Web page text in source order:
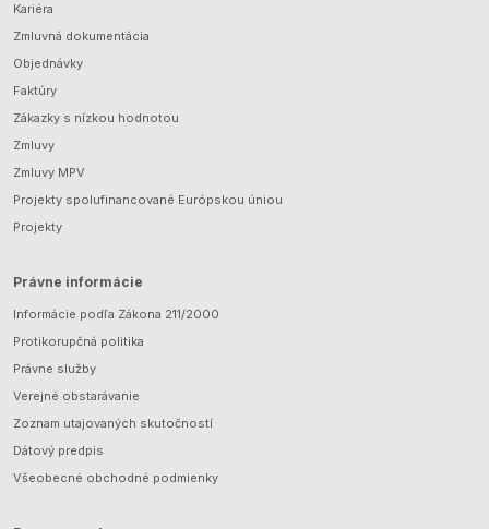
Kariéra
Zmluvná dokumentácia
Objednávky
Faktúry
Zákazky s nízkou hodnotou
Zmluvy
Zmluvy MPV
Projekty spolufinancované Európskou úniou
Projekty
Právne informácie
Informácie podľa Zákona 211/2000
Protikorupčná politika
Právne služby
Verejné obstarávanie
Zoznam utajovaných skutočností
Dátový predpis
Všeobecné obchodné podmienky